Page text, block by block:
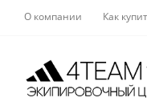
О компании Как